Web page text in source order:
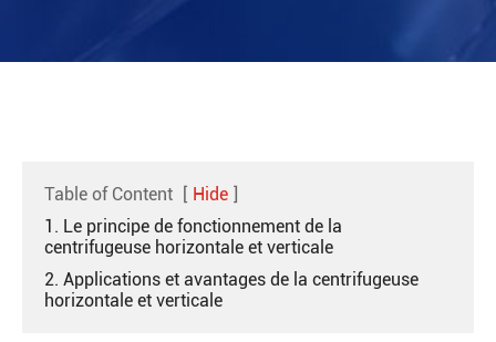
Table of Content [ Hide ]
1. Le principe de fonctionnement de la
centrifugeuse horizontale et verticale
2. Applications et avantages de la centrifugeuse
horizontale et verticale